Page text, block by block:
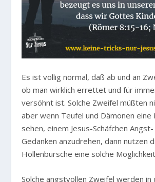
Es ist völlig normal, daß ab und an
ob man wirklich errettet und für
versöhnt ist. Solche Zweifel müßten
aber wenn Teufel und Dämonen eine
sehen, einem Jesus-Schäfchen
Gedanken anzudrehen, dann nutzen
Höllenbursche eine solche
Solche angstvollen Zweifel werden in